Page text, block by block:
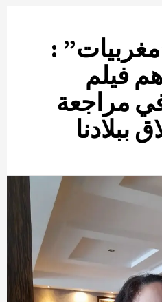
:
فيلم
مراجعة